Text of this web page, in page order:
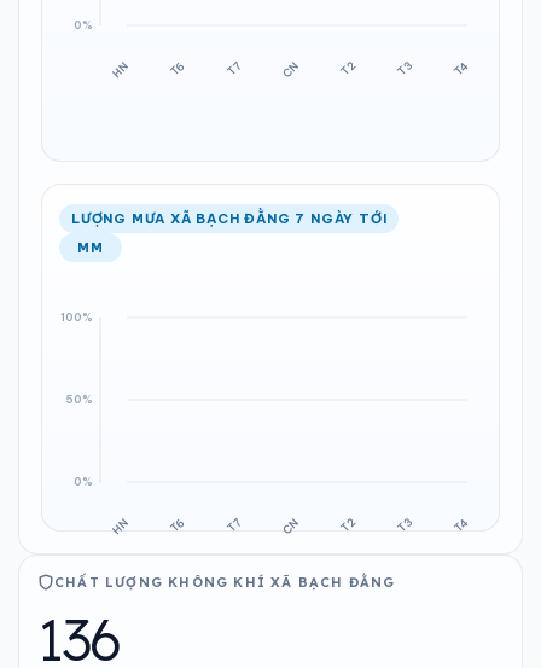
LƯỢNG MƯA XÃ BẠCH ĐẰNG 7 NGÀY TỚI
MM
CHẤT LƯỢNG KHÔNG KHÍ XÃ BẠCH ĐẰNG
136